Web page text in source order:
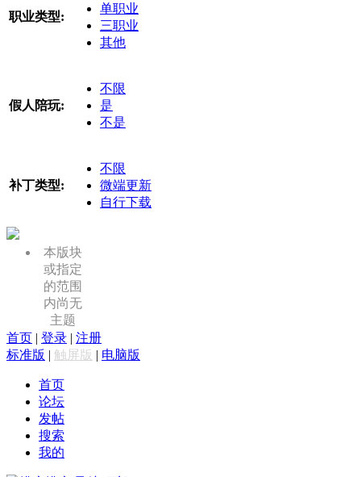
职业类型:
单职业
三职业
其他
假人陪玩:
不限
是
不是
补丁类型:
不限
微端更新
自行下载
本版块
或指定
的范围
内尚无
主题
首页 | 登录 | 注册
标准版 | 触屏版 | 电脑版
首页
论坛
发帖
搜索
我的